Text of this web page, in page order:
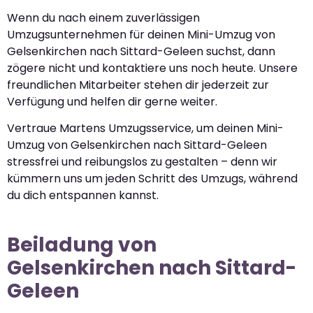
Wenn du nach einem zuverlässigen
Umzugsunternehmen für deinen Mini-Umzug von
Gelsenkirchen nach Sittard-Geleen suchst, dann
zögere nicht und kontaktiere uns noch heute. Unsere
freundlichen Mitarbeiter stehen dir jederzeit zur
Verfügung und helfen dir gerne weiter.
Vertraue Martens Umzugsservice, um deinen Mini-
Umzug von Gelsenkirchen nach Sittard-Geleen
stressfrei und reibungslos zu gestalten – denn wir
kümmern uns um jeden Schritt des Umzugs, während
du dich entspannen kannst.
Beiladung von
Gelsenkirchen nach Sittard-
Geleen